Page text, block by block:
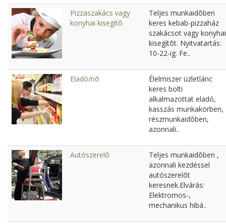
Pizzaszakács vagy
konyhai kisegítõ
Teljes munkaidõben
keres kebab-pizzaház
szakácsot vagy konyhai
kisegítõt. Nyitvatartás:
10-22-ig. Fe..
Eladó/nõ
Élelmiszer üzletlánc
keres bolti
alkalmazottat eladó,
kasszás munkakörben,
részmunkaidõben,
azonnali..
Autószerelõ
Teljes munkaidõben ,
azonnali kezdéssel
autószerelõt
keresnek.Elvárás:
Elektromos-,
mechanikus hibá..